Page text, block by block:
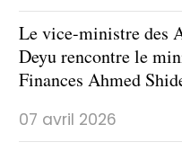
Le vice-ministre des
Deyu rencontre le
Finances Ahmed
07 avril 2026